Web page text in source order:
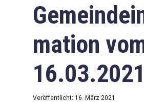
Gemeindeamt
Gemeinderat
Bildung
Vereine
mation
16.03.2021
Veröffentlicht: 16. März 2021